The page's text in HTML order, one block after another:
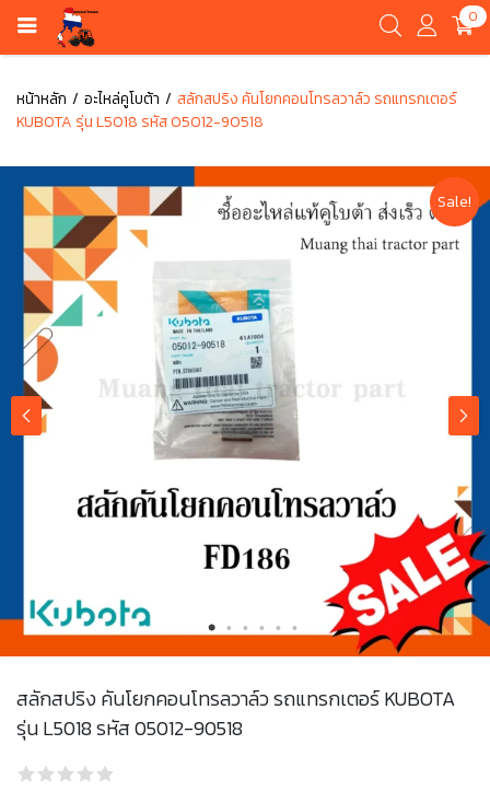
0
หน้าหลัก อะไหล่คูโบต้า
สลักสปริง คันโยกคอนโทรลวาล์ว รถแทรกเตอร์
KUBOTA รุ่น L5018 รหัส 05012-90518
Sale!
สลักสปริง คันโยกคอนโทรลวาล์ว รถแทรกเตอร์ KUBOTA
รุ่น L5018 รหัส 05012-90518